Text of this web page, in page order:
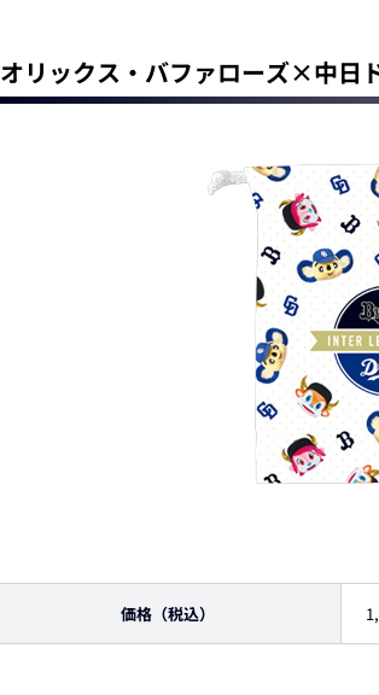
オリックス・バファローズ×中日
価格 （税込）